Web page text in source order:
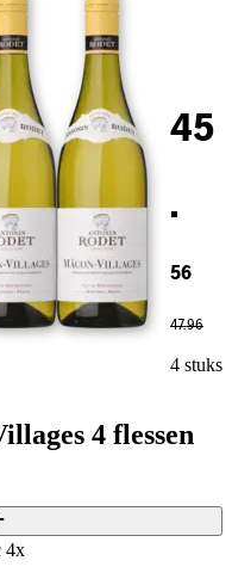
45
.
56
47.96
4 stuks
4 flessen
4x